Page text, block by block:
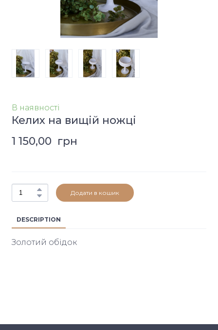
В наявності
Келих на вищій ножці
1 150,00  грн
Додати в кошик
DESCRIPTION
Золотий обідок